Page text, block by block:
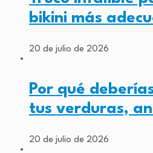
bikini más
20 de julio de 2026
Por qué
tus verduras,
20 de julio de 2026